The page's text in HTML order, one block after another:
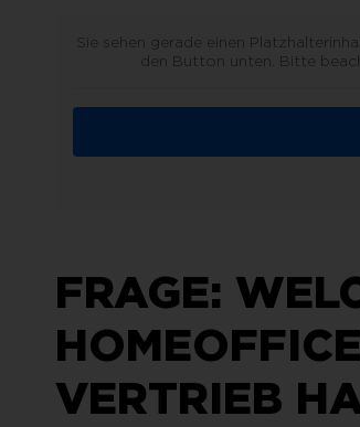
Sie sehen gerade einen
den Button unten. Bitte
FRAGE:
VERTRIEB